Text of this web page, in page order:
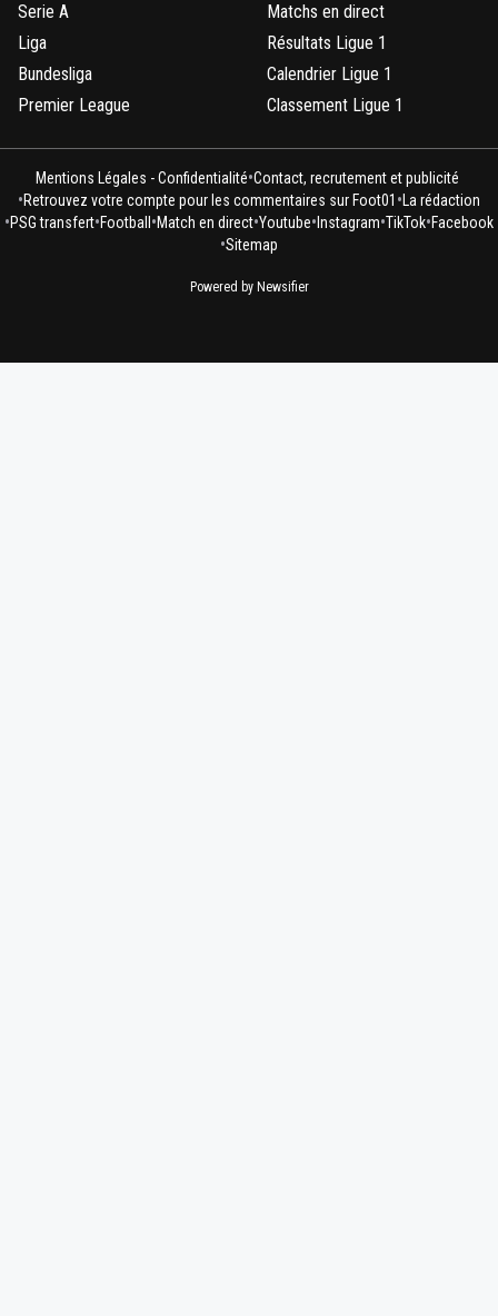
Serie A
Liga
Bundesliga
Premier League
Matchs en direct
Résultats Ligue 1
Calendrier Ligue 1
Classement Ligue 1
Mentions Légales - Confidentialité•Contact, recrutement et publicité
•Retrouvez votre compte pour les commentaires sur Foot01 • La rédaction
•PSG transfert•Football •Match en direct•Youtube• Instagram•TikTok•Facebook
•Sitemap
Powered by Newsifier